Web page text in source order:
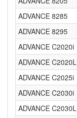
ADVANCE 8285
ADVANCE 8295
ADVANCE C2020i
ADVANCE C2020L
ADVANCE C2025i
ADVANCE C2030i
ADVANCE C2030L